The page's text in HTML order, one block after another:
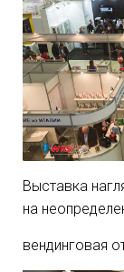
Выставка
на
вендинговая